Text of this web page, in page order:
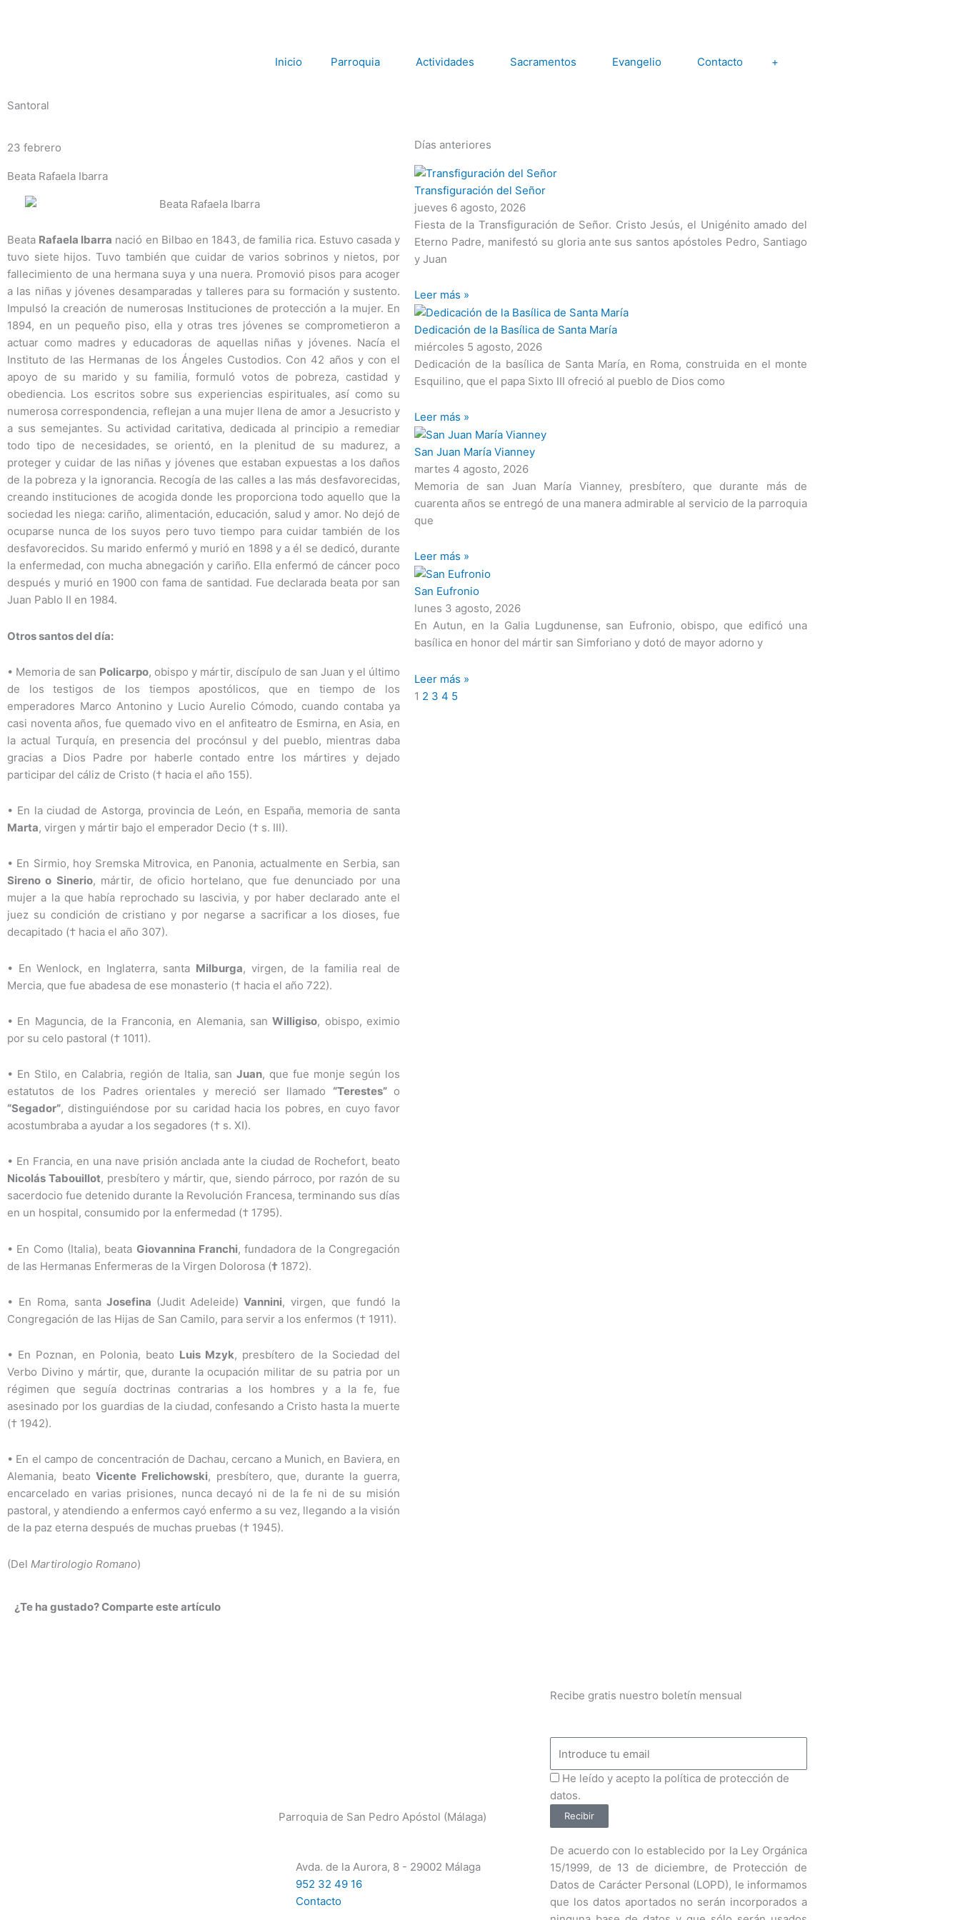
Inicio
Parroquia Actividades Sacramentos Evangelio Contacto +
Santoral
23 febrero
Beata Rafaela Ibarra
Beata Rafaela Ibarra nació en Bilbao en 1843, de familia rica. Estuvo casada y
tuvo siete hijos. Tuvo también que cuidar de varios sobrinos y nietos, por
fallecimiento de una hermana suya y una nuera. Promovió pisos para acoger
a las niñas y jóvenes desamparadas y talleres para su formación y sustento.
Impulsó la creación de numerosas Instituciones de protección a la mujer. En
1894, en un pequeño piso, ella y otras tres jóvenes se comprometieron a
actuar como madres y educadoras de aquellas niñas y jóvenes. Nacía el
Instituto de las Hermanas de los Ángeles Custodios. Con 42 años y con el
apoyo de su marido y su familia, formuló votos de pobreza, castidad y
obediencia. Los escritos sobre sus experiencias espirituales, así como su
numerosa correspondencia, reflejan a una mujer llena de amor a Jesucristo y
a sus semejantes. Su actividad caritativa, dedicada al principio a remediar
todo tipo de necesidades, se orientó, en la plenitud de su madurez, a
proteger y cuidar de las niñas y jóvenes que estaban expuestas a los daños
de la pobreza y la ignorancia. Recogía de las calles a las más desfavorecidas,
creando instituciones de acogida donde les proporciona todo aquello que la
sociedad les niega: cariño, alimentación, educación, salud y amor. No dejó de
ocuparse nunca de los suyos pero tuvo tiempo para cuidar también de los
desfavorecidos. Su marido enfermó y murió en 1898 y a él se dedicó, durante
la enfermedad, con mucha abnegación y cariño. Ella enfermó de cáncer poco
después y murió en 1900 con fama de santidad. Fue declarada beata por san
Juan Pablo II en 1984.
Otros santos del día:
• Memoria de san Policarpo, obispo y mártir, discípulo de san Juan y el último
de los testigos de los tiempos apostólicos, que en tiempo de los
emperadores Marco Antonino y Lucio Aurelio Cómodo, cuando contaba ya
casi noventa años, fue quemado vivo en el anfiteatro de Esmirna, en Asia, en
la actual Turquía, en presencia del procónsul y del pueblo, mientras daba
gracias a Dios Padre por haberle contado entre los mártires y dejado
participar del cáliz de Cristo († hacia el año 155).
• En la ciudad de Astorga, provincia de León, en España, memoria de santa
Marta, virgen y mártir bajo el emperador Decio († s. III).
• En Sirmio, hoy Sremska Mitrovica, en Panonia, actualmente en Serbia, san
Sireno o Sinerio, mártir, de oficio hortelano, que fue denunciado por una
mujer a la que había reprochado su lascivia, y por haber declarado ante el
juez su condición de cristiano y por negarse a sacrificar a los dioses, fue
decapitado († hacia el año 307).
• En Wenlock, en Inglaterra, santa Milburga, virgen, de la familia real de
Mercia, que fue abadesa de ese monasterio († hacia el año 722).
• En Maguncia, de la Franconia, en Alemania, sanWilligiso, obispo, eximio
por su celo pastoral († 1011).
• En Stilo, en Calabria, región de Italia, sanJuan, que fue monje según los
estatutos de los Padres orientales y mereció ser llamado “Terestes”o
“Segador”, distinguiéndose por su caridad hacia los pobres, en cuyo favor
acostumbraba a ayudar a los segadores († s. XI).
• En Francia, en una nave prisión anclada ante la ciudad de Rochefort, beato
Nicolás Tabouillot, presbítero y mártir, que, siendo párroco, por razón de su
sacerdocio fue detenido durante la Revolución Francesa, terminando sus días
en un hospital, consumido por la enfermedad († 1795).
• En Como (Italia), beata Giovannina Franchi, fundadora de la Congregación
de las Hermanas Enfermeras de la Virgen Dolorosa († 1872).
• En Roma, santaJosefina (Judit Adeleide) Vannini, virgen, que fundó la
Congregación de las Hijas de San Camilo, para servir a los enfermos († 1911).
• En Poznan, en Polonia, beato Luis Mzyk, presbítero de la Sociedad del
Verbo Divino y mártir, que, durante la ocupación militar de su patria por un
régimen que seguía doctrinas contrarias a los hombres y a la fe, fue
asesinado por los guardias de la ciudad, confesando a Cristo hasta la muerte
(† 1942).
• En el campo de concentración de Dachau, cercano a Munich, en Baviera, en
Alemania, beatoVicente Frelichowski, presbítero, que, durante la guerra,
encarcelado en varias prisiones, nunca decayó ni de la fe ni de su misión
pastoral, y atendiendo a enfermos cayó enfermo a su vez, llegando a la visión
de la paz eterna después de muchas pruebas († 1945).
(Del Martirologio Romano)
¿Te ha gustado? Comparte este artículo
Días anteriores
Transfiguración del Señor
jueves 6 agosto, 2026
Fiesta de la Transfiguración de Señor. Cristo Jesús, el Unigénito amado del
Eterno Padre, manifestó su gloria ante sus santos apóstoles Pedro, Santiago
y Juan
Leer más »
Dedicación de la Basílica de Santa María
miércoles 5 agosto, 2026
Dedicación de la basílica de Santa María, en Roma, construida en el monte
Esquilino, que el papa Sixto III ofreció al pueblo de Dios como
Leer más »
San Juan María Vianney
martes 4 agosto, 2026
Memoria de san Juan María Vianney, presbítero, que durante más de
cuarenta años se entregó de una manera admirable al servicio de la parroquia
que
Leer más »
San Eufronio
lunes 3 agosto, 2026
En Autun, en la Galia Lugdunense, san Eufronio, obispo, que edificó una
basílica en honor del mártir san Simforiano y dotó de mayor adorno y
Leer más »
Página
1
Página
2
Página
3
Página
4
Página
5
Parroquia de San Pedro Apóstol (Málaga)
Avda. de la Aurora, 8 - 29002 Málaga
952 32 49 16
Contacto
Recibe gratis nuestro boletín mensual
ProteccionDatos
He leído y acepto la política de protección de
datos.
Recibir
De acuerdo con lo establecido por la Ley Orgánica
15/1999, de 13 de diciembre, de Protección de
Datos de Carácter Personal (LOPD), le informamos
que los datos aportados no serán incorporados a